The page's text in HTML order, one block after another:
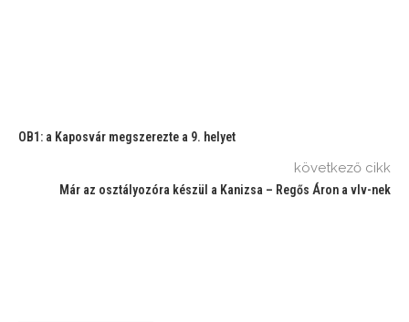
OB1: a Kaposvár megszerezte a 9. helyet
következő cikk
Már az osztályozóra készül a Kanizsa – Regős Áron a vlv-nek